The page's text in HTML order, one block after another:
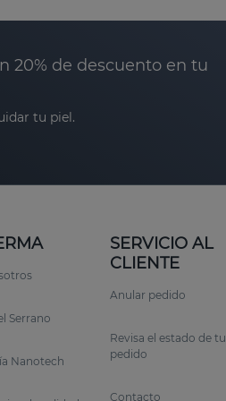
20% de descuento en tu
tu piel.
Serrano
Nanotech
SERVICIO AL
CLIENTE
Anular pedido
Revisa el estado de tu
pedido
Contacto